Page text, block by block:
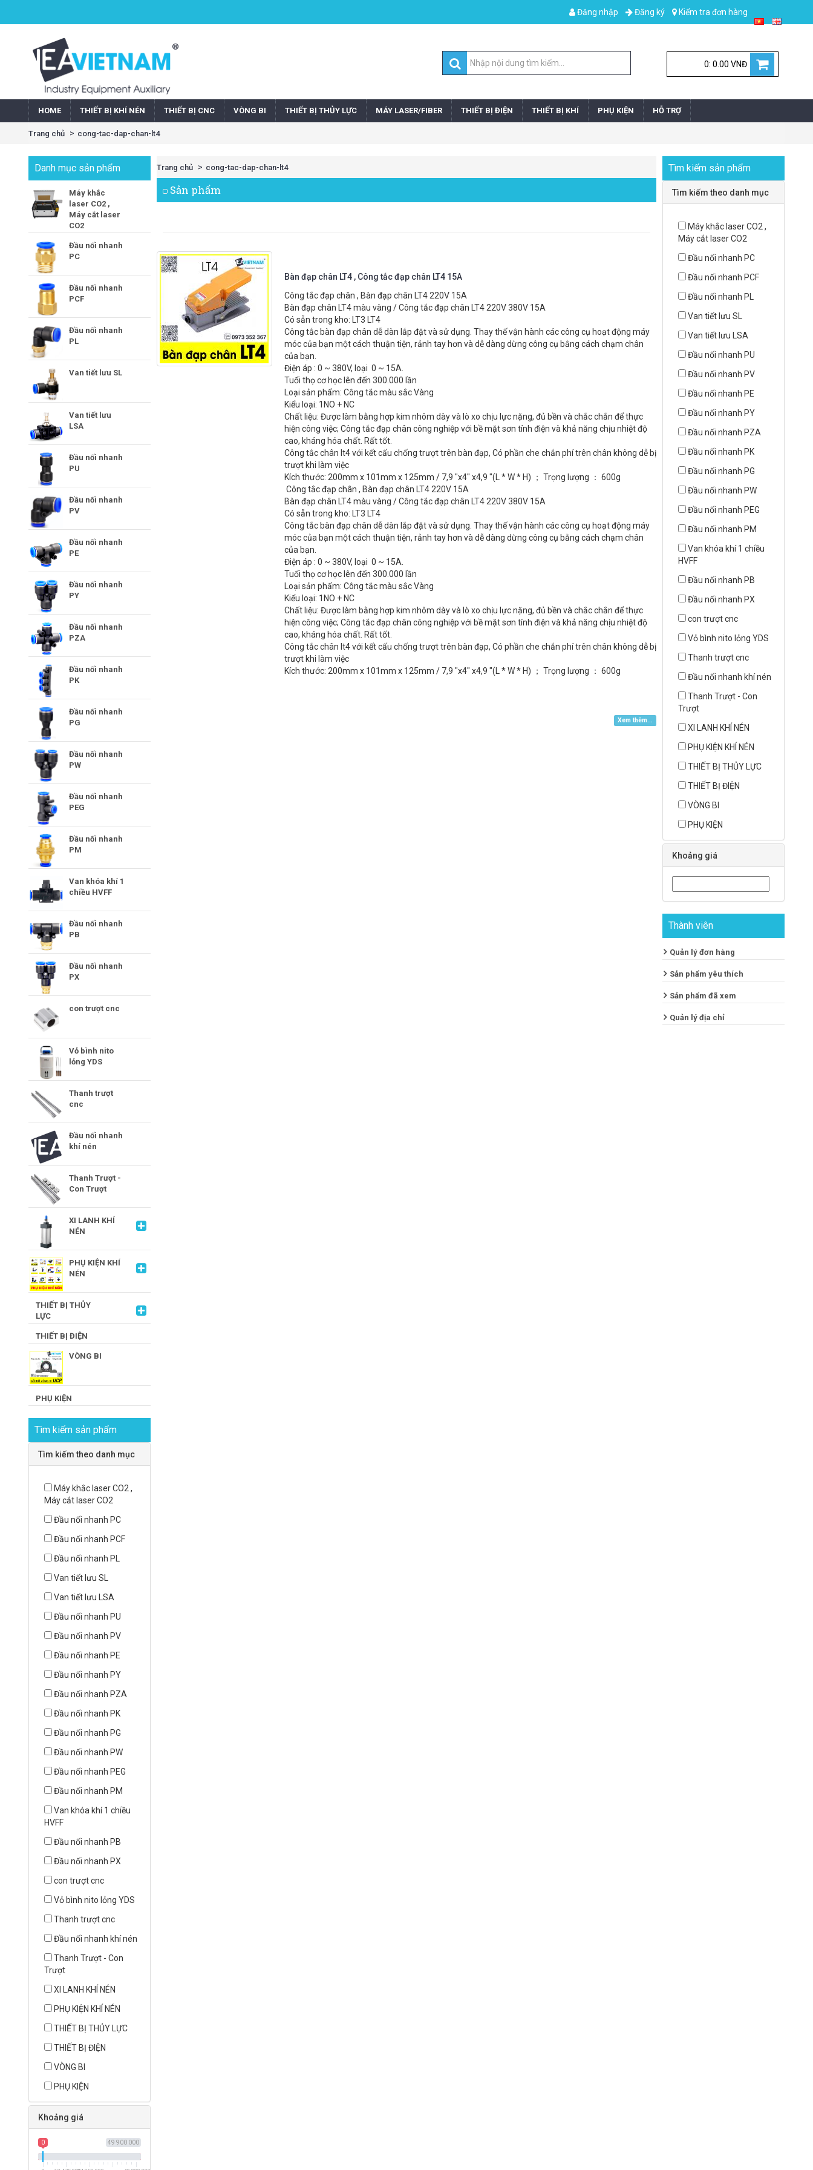
Kiểm tra đơn hàng
Đăng ký
Đăng nhập
0: 0.00 VNĐ
HOME THIẾT BỊ KHÍ NÉN THIẾT BỊ CNC VÒNG BI THIẾT BỊ THỦY LỰC MÁY LASER/FIBER THIẾT BỊ ĐIỆN THIẾT BỊ KHÍ PHỤ KIỆN HỖ TRỢ
Trang chủ cong-tac-dap-chan-lt4
Danh mục sản phẩm
Máy khắc
laser CO2 ,
Máy cắt laser
CO2
Đầu nối nhanh
PC
Đầu nối nhanh
PCF
Đầu nối nhanh
PL
Van tiết lưu SL
Van tiết lưu
LSA
Đầu nối nhanh
PU
Đầu nối nhanh
PV
Đầu nối nhanh
PE
Đầu nối nhanh
PY
Đầu nối nhanh
PZA
Đầu nối nhanh
PK
Đầu nối nhanh
PG
Đầu nối nhanh
PW
Đầu nối nhanh
PEG
Đầu nối nhanh
PM
Van khóa khí 1
chiều HVFF
Đầu nối nhanh
PB
Đầu nối nhanh
PX
con trượt cnc
Vỏ bình nito
lỏng YDS
Thanh trượt
cnc
Đầu nối nhanh
khí nén
Thanh Trượt -
Con Trượt
XI LANH KHÍ
NÉN
PHỤ KIỆN KHÍ
NÉN
THIẾT BỊ THỦY
LỰC
THIẾT BỊ ĐIỆN
VÒNG BI
PHỤ KIỆN
Tìm kiếm sản phẩm
Tìm kiếm theo danh mục
Máy khắc laser CO2 ,
Máy cắt laser CO2
Đầu nối nhanh PC
Đầu nối nhanh PCF
Đầu nối nhanh PL
Van tiết lưu SL
Van tiết lưu LSA
Đầu nối nhanh PU
Đầu nối nhanh PV
Đầu nối nhanh PE
Đầu nối nhanh PY
Đầu nối nhanh PZA
Đầu nối nhanh PK
Đầu nối nhanh PG
Đầu nối nhanh PW
Đầu nối nhanh PEG
Đầu nối nhanh PM
Van khóa khí 1 chiều
HVFF
Đầu nối nhanh PB
Đầu nối nhanh PX
con trượt cnc
Vỏ bình nito lỏng YDS
Thanh trượt cnc
Đầu nối nhanh khí nén
Thanh Trượt - Con
Trượt
XI LANH KHÍ NÉN
PHỤ KIỆN KHÍ NÉN
THIẾT BỊ THỦY LỰC
THIẾT BỊ ĐIỆN
VÒNG BI
PHỤ KIỆN
Khoảng giá
49 900 000
0
Trang chủ cong-tac-dap-chan-lt4
Sản phẩm
Bàn đạp chân LT4 , Công tắc đạp chân LT4 15A
Công tắc đạp chân , Bàn đạp chân LT4 220V 15A
Bàn đạp chân LT4 màu vàng / Công tắc đạp chân LT4 220V 380V 15A
Có sẵn trong kho: LT3 LT4
Công tắc bàn đạp chân dễ dàn lắp đặt và sử dụng. Thay thế vận hành các công cụ hoạt động máy
móc của bạn một cách thuận tiện, rảnh tay hơn và dễ dàng dừng công cụ bằng cách chạm chân
của bạn.
Điện áp : 0 ~ 380V, loại 0 ~ 15A.
Tuổi thọ cơ học lên đến 300.000 lần
Loại sản phẩm: Công tắc màu sắc Vàng
Kiểu loại: 1NO + NC
Chất liệu: Được làm bằng hợp kim nhôm dày và lò xo chịu lực nặng, đủ bền và chắc chắn để thực
hiện công việc; Công tắc đạp chân công nghiệp với bề mặt sơn tính điện và khả năng chịu nhiệt độ
cao, kháng hóa chất. Rất tốt.
Công tắc chân lt4 với kết cấu chống trượt trên bàn đạp, Có phần che chắn phí trên chân không dễ bị
trượt khi làm việc
Kích thước: 200mm x 101mm x 125mm / 7,9 "x4" x4,9 "(L * W * H) ； Trọng lượng ： 600g
Công tắc đạp chân , Bàn đạp chân LT4 220V 15A
Bàn đạp chân LT4 màu vàng / Công tắc đạp chân LT4 220V 380V 15A
Có sẵn trong kho: LT3 LT4
Công tắc bàn đạp chân dễ dàn lắp đặt và sử dụng. Thay thế vận hành các công cụ hoạt động máy
móc của bạn một cách thuận tiện, rảnh tay hơn và dễ dàng dừng công cụ bằng cách chạm chân
của bạn.
Điện áp : 0 ~ 380V, loại 0 ~ 15A.
Tuổi thọ cơ học lên đến 300.000 lần
Loại sản phẩm: Công tắc màu sắc Vàng
Kiểu loại: 1NO + NC
Chất liệu: Được làm bằng hợp kim nhôm dày và lò xo chịu lực nặng, đủ bền và chắc chắn để thực
hiện công việc; Công tắc đạp chân công nghiệp với bề mặt sơn tính điện và khả năng chịu nhiệt độ
cao, kháng hóa chất. Rất tốt.
Công tắc chân lt4 với kết cấu chống trượt trên bàn đạp, Có phần che chắn phí trên chân không dễ bị
trượt khi làm việc
Kích thước: 200mm x 101mm x 125mm / 7,9 "x4" x4,9 "(L * W * H) ； Trọng lượng ： 600g
Xem thêm...
Tìm kiếm sản phẩm
Tìm kiếm theo danh mục
Máy khắc laser CO2 ,
Máy cắt laser CO2
Đầu nối nhanh PC
Đầu nối nhanh PCF
Đầu nối nhanh PL
Van tiết lưu SL
Van tiết lưu LSA
Đầu nối nhanh PU
Đầu nối nhanh PV
Đầu nối nhanh PE
Đầu nối nhanh PY
Đầu nối nhanh PZA
Đầu nối nhanh PK
Đầu nối nhanh PG
Đầu nối nhanh PW
Đầu nối nhanh PEG
Đầu nối nhanh PM
Van khóa khí 1 chiều
HVFF
Đầu nối nhanh PB
Đầu nối nhanh PX
con trượt cnc
Vỏ bình nito lỏng YDS
Thanh trượt cnc
Đầu nối nhanh khí nén
Thanh Trượt - Con
Trượt
XI LANH KHÍ NÉN
PHỤ KIỆN KHÍ NÉN
THIẾT BỊ THỦY LỰC
THIẾT BỊ ĐIỆN
VÒNG BI
PHỤ KIỆN
Khoảng giá
Thành viên
Quản lý đơn hàng
Sản phẩm yêu thích
Sản phẩm đã xem
Quản lý địa chỉ